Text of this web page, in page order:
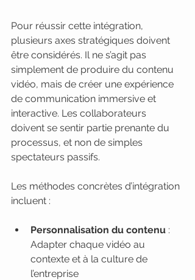
Pour réussir cette intégration,
plusieurs axes stratégiques doivent
être considérés. Il ne s’agit pas
simplement de produire du contenu
vidéo, mais de créer une expérience
de communication immersive et
interactive. Les collaborateurs
doivent se sentir partie prenante du
processus, et non de simples
spectateurs passifs.
Les méthodes concrètes d’intégration
incluent :
Personnalisation du contenu :
Adapter chaque vidéo au
contexte et à la culture de
l’entreprise